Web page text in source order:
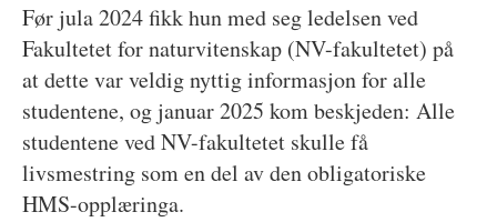
Før jula 2024 fikk hun med seg ledelsen ved
Fakultetet for naturvitenskap (NV-fakultetet) på
at dette var veldig nyttig informasjon for alle
studentene, og januar 2025 kom beskjeden: Alle
studentene ved NV-fakultetet skulle få
livsmestring som en del av den obligatoriske
HMS-opplæringa.